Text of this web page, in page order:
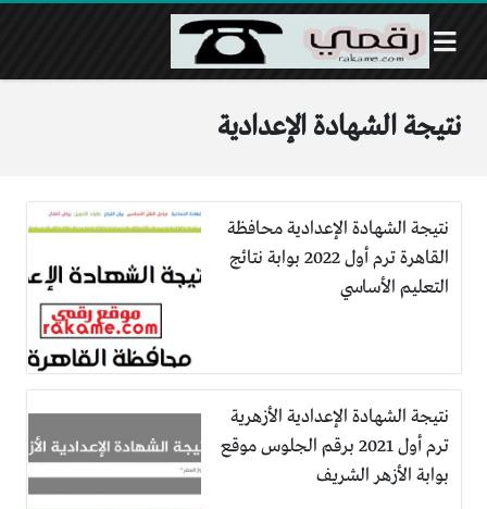
نتيجة الشهادة الإعدادية
نتيجة الشهادة الإعدادية محافظة
القاهرة ترم أول 2022 بوابة نتائج
التعليم الأساسي
نتيجة الشهادة الإعدادية الأزهرية
ترم أول 2021 برقم الجلوس موقع
بوابة الأزهر الشريف